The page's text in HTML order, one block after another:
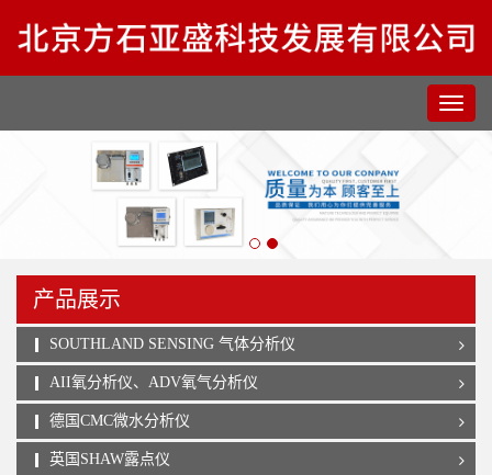
产品展示
SOUTHLAND SENSING 气体分析仪
AII氧分析仪、ADV氧气分析仪
德国CMC微水分析仪
英国SHAW露点仪